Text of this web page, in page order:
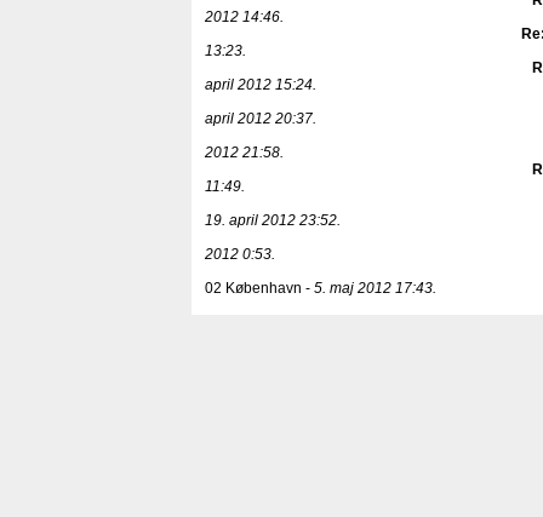
2012 14:46.
13:23.
april 2012 15:24.
april 2012 20:37.
2012 21:58.
11:49.
19. april 2012 23:52.
2012 0:53.
02 København - 5. maj 2012 17:43.